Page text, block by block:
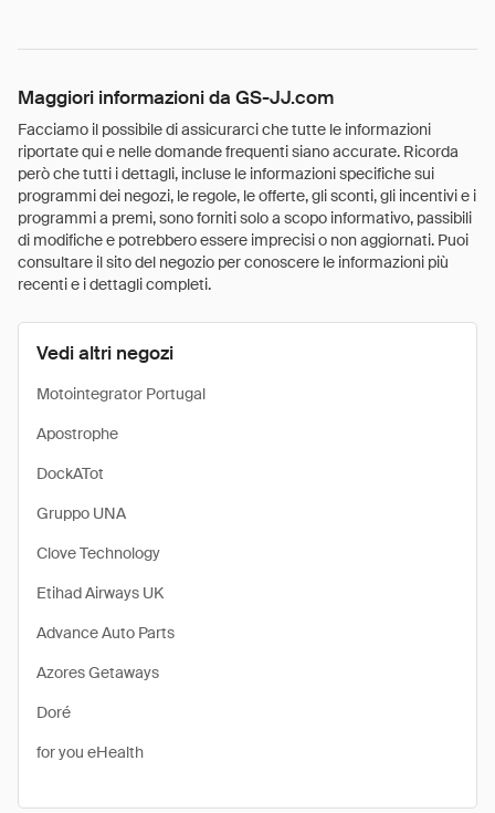
Maggiori informazioni da GS-JJ.com
Facciamo il possibile di assicurarci che tutte le informazioni
riportate qui e nelle domande frequenti siano accurate. Ricorda
però che tutti i dettagli, incluse le informazioni specifiche sui
programmi dei negozi, le regole, le offerte, gli sconti, gli incentivi e i
programmi a premi, sono forniti solo a scopo informativo, passibili
di modifiche e potrebbero essere imprecisi o non aggiornati. Puoi
consultare il sito del negozio per conoscere le informazioni più
recenti e i dettagli completi.
Vedi altri negozi
Motointegrator Portugal
Apostrophe
DockATot
Gruppo UNA
Clove Technology
Etihad Airways UK
Advance Auto Parts
Azores Getaways
Doré
for you eHealth